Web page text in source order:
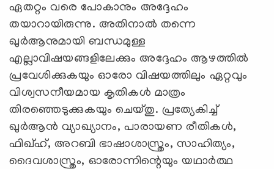
ഏതറ്റം വരെ പോകാനും അദ്ദേഹം
തയാറായിരുന്നു. അതിനാൽ തന്നെ
ഖുർആനുമായി ബന്ധമുള്ള
എല്ലാവിഷയങ്ങളിലേക്കും അദ്ദേഹം ആഴത്തിൽ
പ്രവേശിക്കുകയും ഓരോ വിഷയത്തിലും ഏറ്റവും
വിശ്വസനീയമായ കൃതികൾ മാത്രം
തിരഞ്ഞെടുക്കുകയും ചെയ്തു. പ്രത്യേകിച്ച്
ഖുർആൻ വ്യാഖ്യാനം, പാരായണ രീതികൾ,
ഫിഖ്ഹ്, അറബി ഭാഷാശാസ്ത്രം, സാഹിത്യം,
ദൈവശാസ്ത്രം, ഓരോന്നിന്റെയും യഥാർത്ഥ